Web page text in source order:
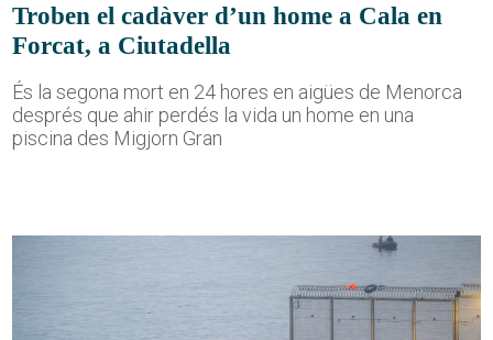
Troben el cadàver d’un home a Cala en
Forcat, a Ciutadella
És la segona mort en 24 hores en aigües de Menorca
després que ahir perdés la vida un home en una
piscina des Migjorn Gran